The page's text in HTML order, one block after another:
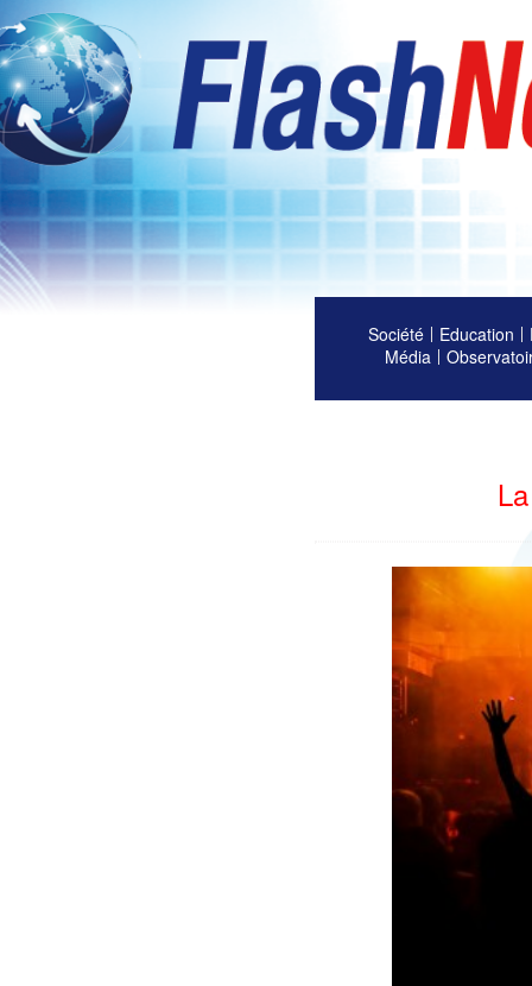
Société Education
Média